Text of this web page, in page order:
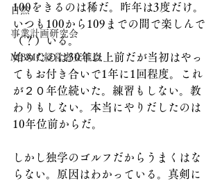
自然
事業計画研究会
MBMC経営者交流会
100をきるのは稀だ。昨年は3度だけ。
いつも100から109までの間で楽しんで
（？）いる。
始めたのは30年以上前だが当初はやっ
てもお付き合いで1年に1回程度。これ
が２０年位続いた。練習もしない。教
わりもしない。本当にやりだしたのは
10年位前からだ。
しかし独学のゴルフだからうまくはな
らない。原因はわかっている。真剣に